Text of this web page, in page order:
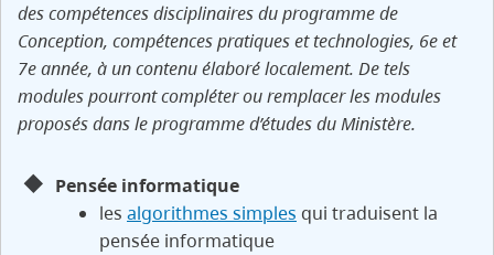
des compétences disciplinaires du programme de
Conception, compétences pratiques et technologies, 6e et
7e année, à un contenu élaboré localement. De tels
modules pourront compléter ou remplacer les modules
proposés dans le programme d’études du Ministère.
Pensée informatique
les algorithmes simples qui traduisent la
pensée informatique